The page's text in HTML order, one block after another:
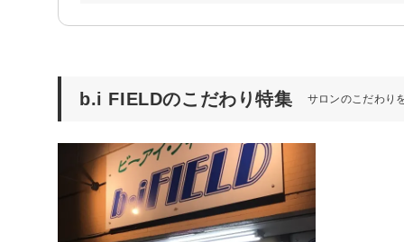
b.i FIELDのこだわり特集 サロンのこだわり